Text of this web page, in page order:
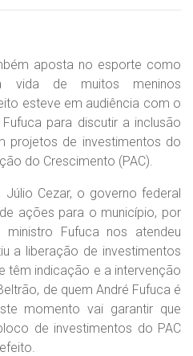
aposta no esporte como
vida de muitos meninos
esteve em audiência com o
para discutir a inclusão
projetos de investimentos do
do Crescimento (PAC).
Cezar, o governo federal
ações para o município, por
ministro Fufuca nos atendeu
a liberação de investimentos
têm indicação e a intervenção
de quem André Fufuca é
momento vai garantir que
de investimentos do PAC